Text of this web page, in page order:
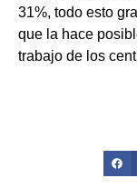
31%, todo esto
que la hace
trabajo de los